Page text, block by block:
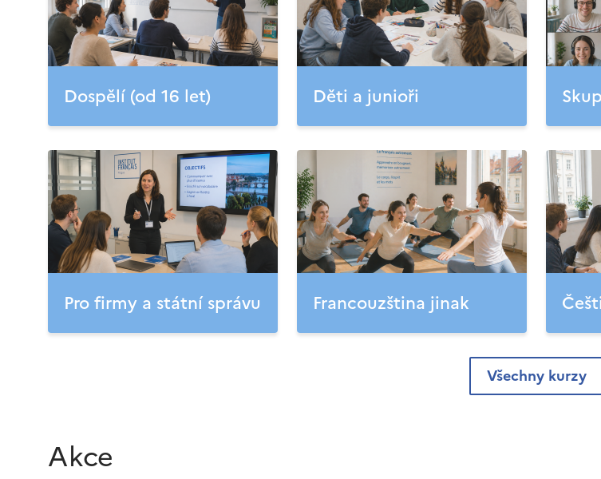
Dospělí (od 16 let) Děti a junioři
Pro firmy a státní správu Francouzština jinak
Všechny kurzy
Akce